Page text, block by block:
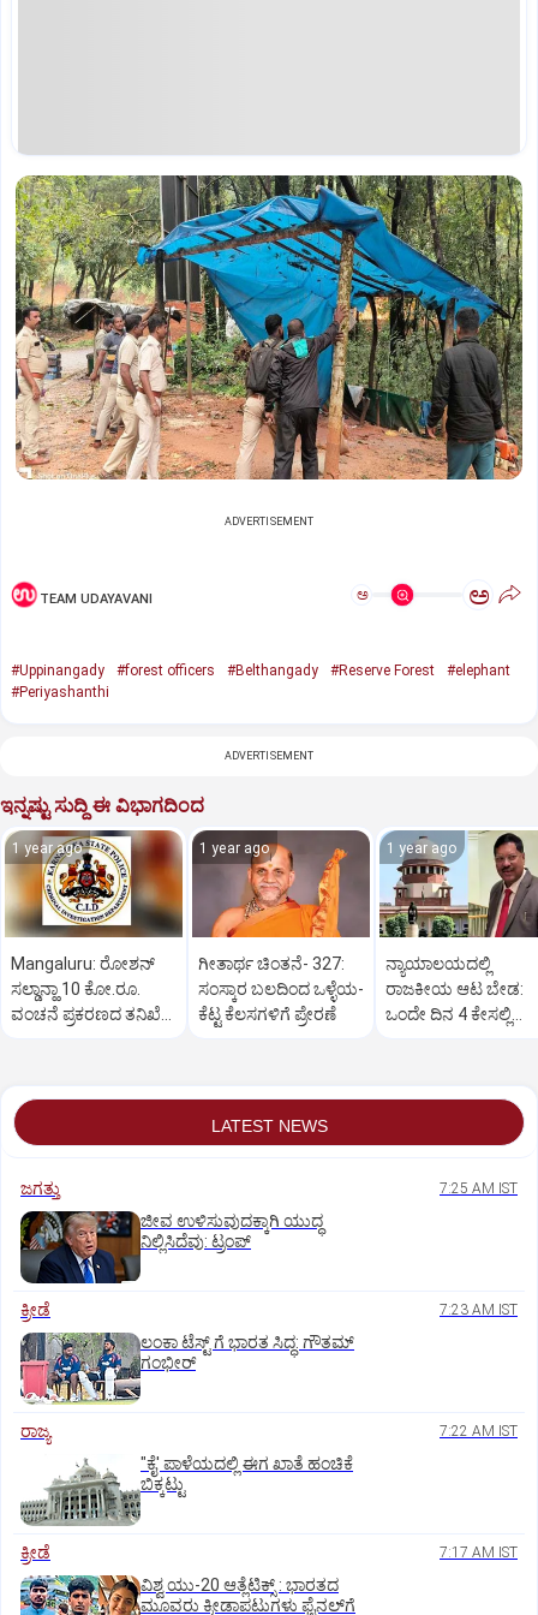
ADVERTISEMENT
TEAM UDAYAVANI ಅ ಅ
#Uppinangady #forest officers #Belthangady #Reserve Forest
#elephant
#Periyashanthi
ADVERTISEMENT
ಇನ್ನಷ್ಟು ಸುದ್ದಿ ಈ ವಿಭಾಗದಿಂದ
1 year ago
Mangaluru: ರೋಶನ್‌
ಸಲ್ಡಾನ್ಹಾ 10 ಕೋ.ರೂ.
ವಂಚನೆ ಪ್ರಕರಣದ ತನಿಖೆ
1 year ago
ಗೀತಾರ್ಥ ಚಿಂತನೆ- 327:
ಸಂಸ್ಕಾರ ಬಲದಿಂದ ಒಳ್ಳೆಯ-
ಕೆಟ್ಟ ಕೆಲಸಗಳಿಗೆ ಪ್ರೇರಣೆ
1 year ago
ನ್ಯಾಯಾಲಯದಲ್ಲಿ
ರಾಜಕೀಯ ಆಟ ಬೇಡ:
ಒಂದೇ ದಿನ 4 ಕೇಸಲ್ಲಿ
LATEST NEWS
ಜಗತ್ತು 7:25 AM IST
ಜೀವ ಉಳಿಸುವುದಕ್ಕಾಗಿ ಯುದ್ಧ
ನಿಲ್ಲಿಸಿದೆವು: ಟ್ರಂಪ್‌
ಕ್ರೀಡೆ 7:23 AM IST
ಲಂಕಾ ಟೆಸ್ಟ್‌ ಗೆ ಭಾರತ ಸಿದ್ಧ: ಗೌತಮ್‌
ಗಂಭೀರ್‌
ರಾಜ್ಯ 7:22 AM IST
"ಕೈ' ಪಾಳೆಯದಲ್ಲಿ ಈಗ ಖಾತೆ ಹಂಚಿಕೆ
ಬಿಕ್ಕಟ್ಟು
ಕ್ರೀಡೆ 7:17 AM IST
ವಿಶ್ವ ಯು-20 ಆತ್ಲೆಟಿಕ್ಸ್‌ : ಭಾರತದ
ಮೂವರು ಕ್ರೀಡಾಪಟುಗಳು ಫೈನಲ್‌ಗೆ